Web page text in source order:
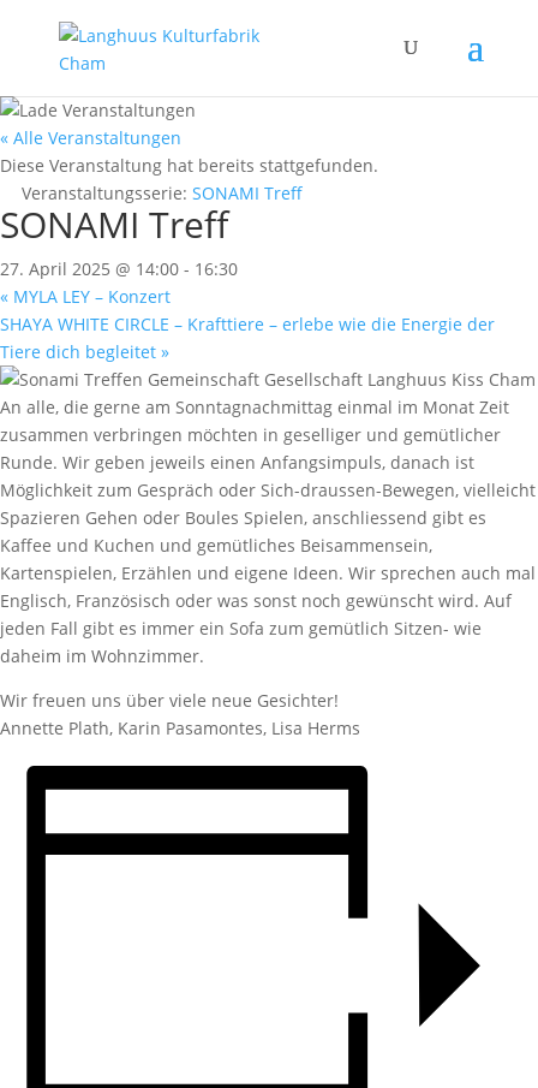
« Alle Veranstaltungen
Diese Veranstaltung hat bereits stattgefunden.
Veranstaltungsserie: SONAMI Treff
SONAMI Treff
27. April 2025 @ 14:00 - 16:30
« MYLA LEY – Konzert
SHAYA WHITE CIRCLE – Krafttiere – erlebe wie die Energie der
Tiere dich begleitet »
An alle, die gerne am Sonntagnachmittag einmal im Monat Zeit
zusammen verbringen möchten in geselliger und gemütlicher
Runde. Wir geben jeweils einen Anfangsimpuls, danach ist
Möglichkeit zum Gespräch oder Sich-draussen-Bewegen, vielleicht
Spazieren Gehen oder Boules Spielen, anschliessend gibt es
Kaffee und Kuchen und gemütliches Beisammensein,
Kartenspielen, Erzählen und eigene Ideen. Wir sprechen auch mal
Englisch, Französisch oder was sonst noch gewünscht wird. Auf
jeden Fall gibt es immer ein Sofa zum gemütlich Sitzen- wie
daheim im Wohnzimmer.
Wir freuen uns über viele neue Gesichter!
Annette Plath, Karin Pasamontes, Lisa Herms